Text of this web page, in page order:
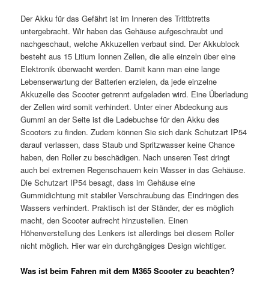
Der Akku für das Gefährt ist im Inneren des Trittbtretts
untergebracht. Wir haben das Gehäuse aufgeschraubt und
nachgeschaut, welche Akkuzellen verbaut sind. Der Akkublock
besteht aus 15 Litium Ionnen Zellen, die alle einzeln über eine
Elektronik überwacht werden. Damit kann man eine lange
Lebenserwartung der Batterien erzielen, da jede einzelne
Akkuzelle des Scooter getrennt aufgeladen wird. Eine Überladung
der Zellen wird somit verhindert. Unter einer Abdeckung aus
Gummi an der Seite ist die Ladebuchse für den Akku des
Scooters zu finden. Zudem können Sie sich dank Schutzart IP54
darauf verlassen, dass Staub und Spritzwasser keine Chance
haben, den Roller zu beschädigen. Nach unseren Test dringt
auch bei extremen Regenschauern kein Wasser in das Gehäuse.
Die Schutzart IP54 besagt, dass im Gehäuse eine
Gummidichtung mit stabiler Verschraubung das Eindringen des
Wassers verhindert. Praktisch ist der Ständer, der es möglich
macht, den Scooter aufrecht hinzustellen. Einen
Höhenverstellung des Lenkers ist allerdings bei diesem Roller
nicht möglich. Hier war ein durchgängiges Design wichtiger.
Was ist beim Fahren mit dem M365 Scooter zu beachten?